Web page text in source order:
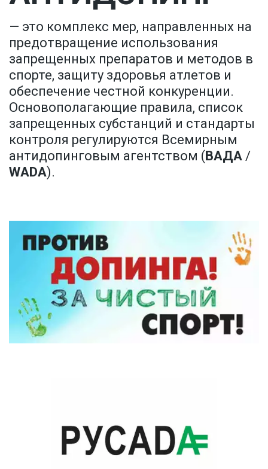
— это комплекс мер, направленных на
предотвращение использования
запрещенных препаратов и методов в
спорте, защиту здоровья атлетов и
обеспечение честной конкуренции.
Основополагающие правила, список
запрещенных субстанций и стандарты
контроля регулируются Всемирным
антидопинговым агентством (ВАДА
WADA).